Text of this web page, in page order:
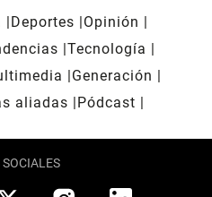
Deportes
Opinión
Tecnología
Generación
aliadas
Pódcast
SOCIALES